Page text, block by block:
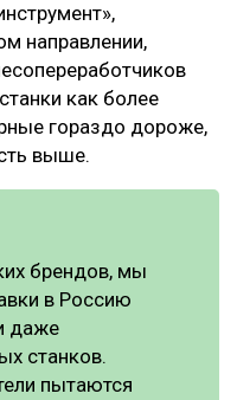
направлении,
как более
гораздо дороже,
выше.
брендов, мы
в Россию
даже
станков.
пытаются